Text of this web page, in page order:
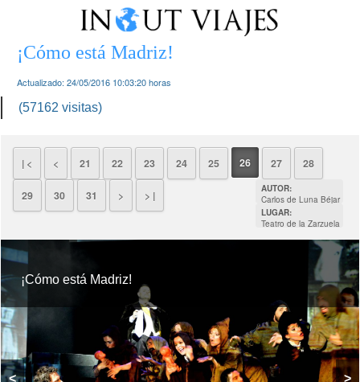
¡Cómo está Madriz!
Actualizado: 24/05/2016 10:03:20horas
(57162 visitas)
| < < 21 22 23 24 25 26 27 28
29 30 31 > > |
AUTOR:
Carlos de Luna Béjar
LUGAR:
Teatro de la Zarzuela
¡Cómo está Madriz!
< >